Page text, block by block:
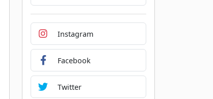
Instagram
Facebook
Twitter